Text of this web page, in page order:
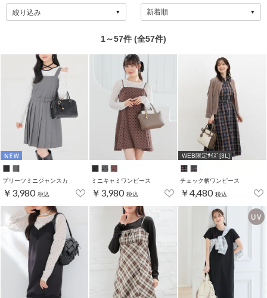
絞り込み
1～57件 (全57件)
プリーツミニジャンスカ
￥3,980 税込
ミニキャミワンピース
￥3,980 税込
WEB限定ｻｲｽﾞ[3L]
チェック柄ワンピース
￥4,480 税込